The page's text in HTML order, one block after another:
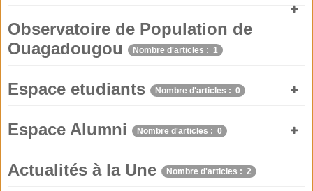
Observatoire de Population de
Ouagadougou
Nombre d'articles : 1
Espace etudiants Nombre d'articles : 0
Espace Alumni Nombre d'articles : 0
Actualités à la Une Nombre d'articles : 2